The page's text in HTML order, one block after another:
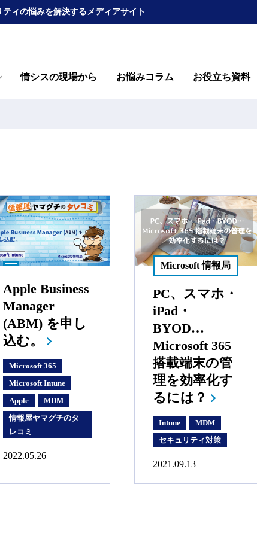
ィの悩みを解決するメディアサイト
情シスの現場から お悩みコラム お役立ち資料
Apple Business
Manager
(ABM) を申し
込む。
Microsoft 365
Microsoft Intune
Apple
MDM
情報屋ヤマグチのタ
レコミ
2022.05.26
Microsoft 情報局
PC、スマホ・
iPad・
BYOD…
Microsoft 365
搭載端末の管
理を効率化す
るには？
Intune
MDM
セキュリティ対策
2021.09.13